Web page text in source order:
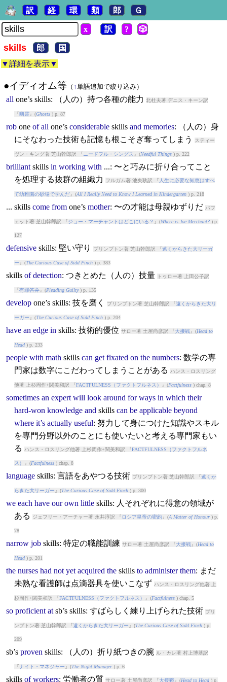
訳 経 環 類 郎 Ｇ
x 訳 ? 🎲
skills 郎
国
▼詳細を表示▼
●イディオム等（ ↑単語追加で絞り込み）
all one’s skills: （人の）持つ各種の能力 北杜夫著 デニス・キーン訳
『幽霊』(Ghosts) p. 87
robone of all one’s considerable skills and memories: （人の）身
にそなわった技術も記憶も根こそぎ奪ってしまう
スティー
ヴン・キング著 芝山幹郎訳 『 ニードフル・シングス 』(Needful Things) p. 222
brilliant skills in working with ...: 〜と巧みに折り合ってこと
を処理する抜群の組織力
フルガム著 池央耿訳 『 人生に必要な知恵はすべ
て幼稚園の砂場で学んだ』(All I Really Need to Know I Learned in Kindergarten) p. 218
... skills come fromone’s mother: 〜の才能は母親ゆずりだ バフ
ェット著 芝山幹郎訳 『ジョー・マーチャントはどこにいる？ 』(Where is Joe Merchant?) p.
127
defensive skills: 堅い守り プリンプトン著 芝山幹郎訳 『遠くからきた大リーガ
ー 』(The Curious Case of Sidd Finch) p. 383
skills of detection: つきとめた（人の）技量 トゥロー著 上田公子訳
『有罪答弁』(Pleading Guilty) p. 135
developone’s skills: 技を磨く プリンプトン著 芝山幹郎訳 『遠くからきた大リ
ーガー 』(The Curious Case of Sidd Finch) p. 204
have an edge in skills: 技術的優位 サロー著 土屋尚彦訳 『大接戦』(Head to
Head) p. 233
people with math skills can get fixated on the numbers: 数学の専
門家は数字にこだわってしまうことがある
ハンス・ロスリング
他著 上杉周作+関美和訳 『FACTFULNESS（ファクトフルネス） 』(Factfulness) chap. 8
sometimes an expert will look around for ways in which their
hard-won knowledge and skills can be applicable beyond
where it’s actually useful: 努力して身につけた知識やスキル
を専門分野以外のことにも使いたいと考える専門家もい
る
ハンス・ロスリング他著 上杉周作+関美和訳 『FACTFULNESS（ファクトフルネ
ス） 』(Factfulness) chap. 8
language skills: 言語をあやつる技術 プリンプトン著 芝山幹郎訳 『遠くか
らきた大リーガー 』(The Curious Case of Sidd Finch) p. 300
we each have our own little skills: 人それぞれに得意の領域が
ある
ジェフリー・アーチャー著 永井淳訳 『 ロシア皇帝の密約』(A Matter of Honour) p.
78
narrow job skills: 特定の職能訓練 サロー著 土屋尚彦訳 『大接戦』(Head to
Head) p. 201
the nurses had not yet acquired the skills to administer them: まだ
未熟な看護師は点滴器具を使いこなず ハンス・ロスリング他著 上
杉周作+関美和訳 『FACTFULNESS（ファクトフルネス） 』(Factfulness) chap. 5
so proficient atsb’s skills: すばらしく練り上げられた技術 プリ
ンプトン著 芝山幹郎訳 『遠くからきた大リーガー 』(The Curious Case of Sidd Finch) p.
209
sb’s proven skills: （人の）折り紙つきの腕 ル・カレ著 村上博基訳
『ナイト・マネジャー 』(The Night Manager) p. 6
skills of workers: 労働者の質 サロー著 土屋尚彦訳 『大接戦』(Head to Head) p.